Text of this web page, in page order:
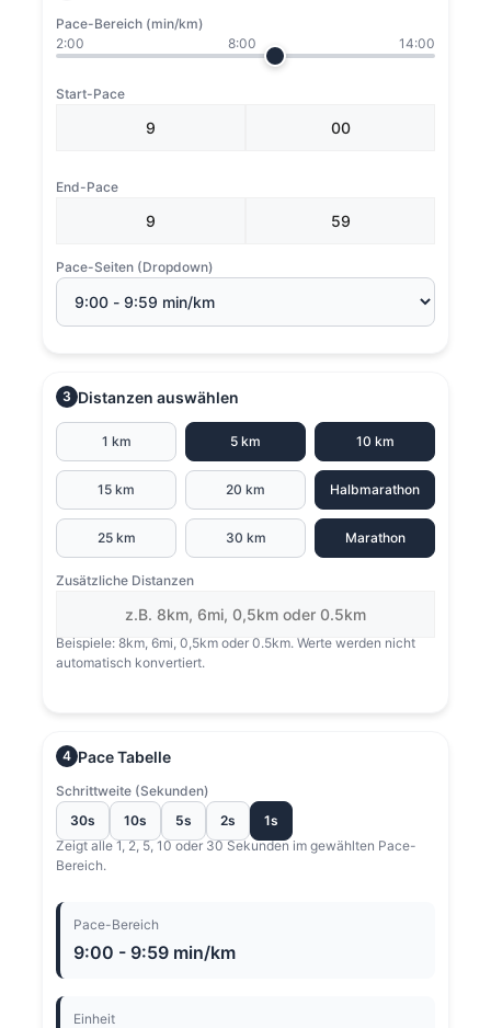
Pace-Bereich (min/km)
2:00
8:00 14:00
Start-Pace
End-Pace
Pace-Seiten (Dropdown)
3 Distanzen auswählen
1 km 5 km 10 km
15 km 20 km Halbmarathon
25 km 30 km Marathon
Zusätzliche Distanzen
Beispiele: 8km, 6mi, 0,5km oder 0.5km. Werte werden nicht
automatisch konvertiert.
4 Pace Tabelle
Schrittweite (Sekunden)
30s
10s 5s 2s
1s
Zeigt alle 1, 2, 5, 10 oder 30 Sekunden im gewählten Pace-
Bereich.
Pace-Bereich
9:00 - 9:59 min/km
Einheit